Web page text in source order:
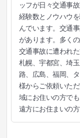
ッフが日々交通事
経験数とノウハウ
んでいます。交通
があります。多く
交通事故に遭われ
札幌、宇都宮、埼
路、広島、福岡、
様からご依頼いた
域にお住いの方で
遠方にお住まいの